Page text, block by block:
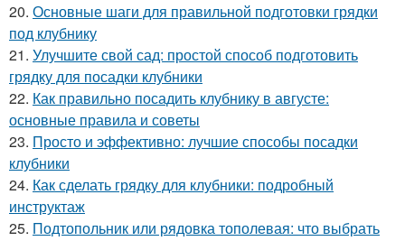
20. Основные шаги для правильной подготовки грядки
под клубнику
21. Улучшите свой сад: простой способ подготовить
грядку для посадки клубники
22. Как правильно посадить клубнику в августе:
основные правила и советы
23. Просто и эффективно: лучшие способы посадки
клубники
24. Как сделать грядку для клубники: подробный
инструктаж
25. Подтопольник или рядовка тополевая: что выбрать